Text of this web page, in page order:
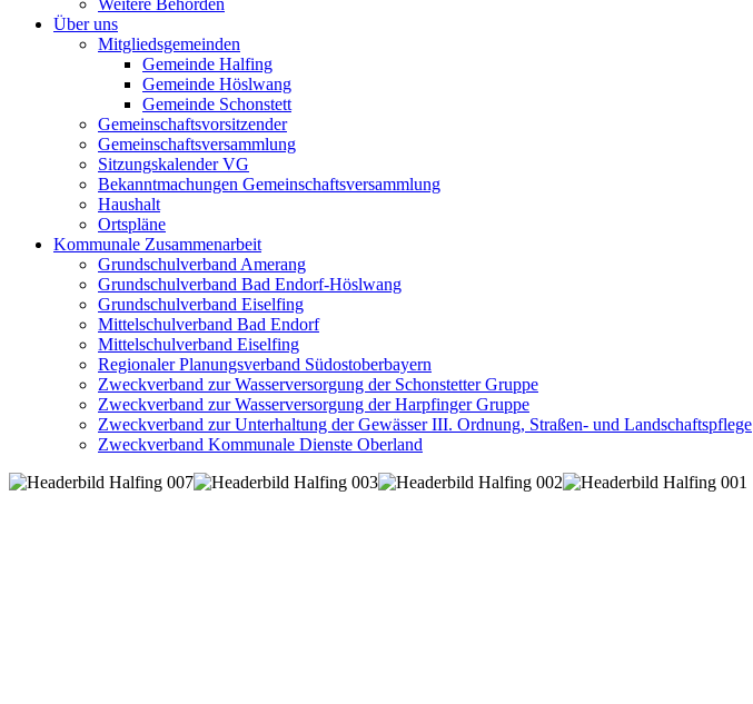
Weitere Behörden
Über uns
Mitgliedsgemeinden
Gemeinde Halfing
Gemeinde Höslwang
Gemeinde Schonstett
Gemeinschaftsvorsitzender
Gemeinschaftsversammlung
Sitzungskalender VG
Bekanntmachungen Gemeinschaftsversammlung
Haushalt
Ortspläne
Kommunale Zusammenarbeit
Grundschulverband Amerang
Grundschulverband Bad Endorf-Höslwang
Grundschulverband Eiselfing
Mittelschulverband Bad Endorf
Mittelschulverband Eiselfing
Regionaler Planungsverband Südostoberbayern
Zweckverband zur Wasserversorgung der Schonstetter Gruppe
Zweckverband zur Wasserversorgung der Harpfinger Gruppe
Zweckverband zur Unterhaltung der Gewässer III. Ordnung, Straßen- und Landschaftspflege
Zweckverband Kommunale Dienste Oberland